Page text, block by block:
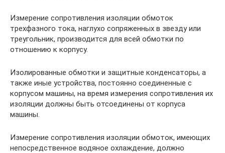
Измерение сопротивления изоляции обмоток
трехфазного тока, наглухо сопряженных в звезду или
треугольник, производится для всей обмотки по
отношению к корпусу.
Изолированные обмотки и защитные конденсаторы, а
также иные устройства, постоянно соединенные с
корпусом машины, на время измерения сопротивления их
изоляции должны быть отсоединены от корпуса
машины.
Измерение сопротивления изоляции обмоток, имеющих
непосредственное водяное охлаждение, должно